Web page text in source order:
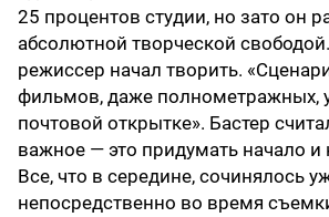
25 процентов студии, но зато он
абсолютной творческой
режиссер начал творить.
фильмов, даже полнометражных,
почтовой открытке». Бастер
важное — это придумать начало
Все, что в середине, сочинялось
непосредственно во время